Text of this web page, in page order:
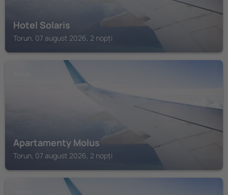
Hotel Solaris
Torun, 07 august 2026, 2 nopți
Apartamenty Molus
Torun, 07 august 2026, 2 nopți